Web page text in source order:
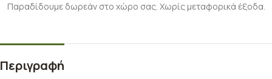
Παραδίδουμε δωρεάν στο χώρο σας. Χωρίς μεταφορικά έξοδα.
Περιγραφή